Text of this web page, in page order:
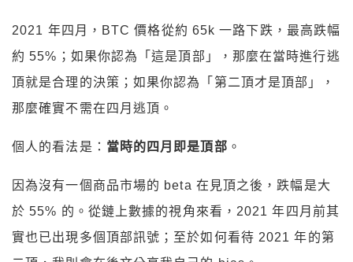
2021 年四月，BTC 價格從約 65k 一路下跌，最高跌幅
約 55%； 如果你認為「這是頂部」，那麼在當時進行逃
頂就是合理的決策； 如果你認為「第二頂才是頂部」，
那麼確實不需在四月逃頂。
個人的看法是： 當時的四月即是頂部 。
因為沒有一個商品市場的 beta 在見頂之後，跌幅是大
於 55% 的。 從鏈上數據的視角來看，2021 年四月前其
實也已出現多個頂部訊號； 至於如何看待 2021 年的第